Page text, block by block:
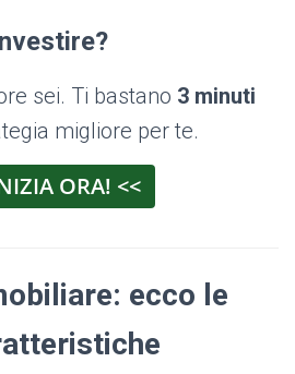
sei. Ti bastano 3 minuti
migliore per te.
ORA! <<
ecco le